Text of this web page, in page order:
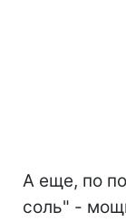
А еще, по
соль" -